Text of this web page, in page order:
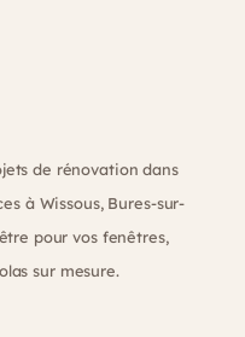
de rénovation dans
à Wissous, Bures-sur-
pour vos fenêtres,
sur mesure.